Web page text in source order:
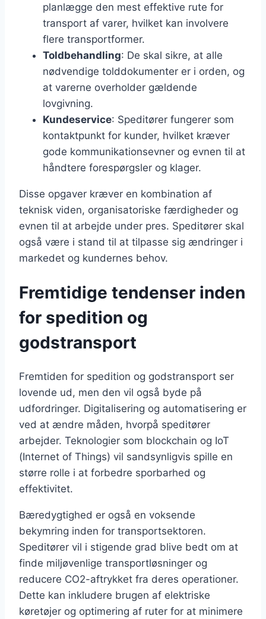
planlægge den mest effektive rute for
transport af varer, hvilket kan involvere
flere transportformer.
Toldbehandling: De skal sikre, at alle
nødvendige tolddokumenter er i orden, og
at varerne overholder gældende
lovgivning.
Kundeservice: Speditører fungerer som
kontaktpunkt for kunder, hvilket kræver
gode kommunikationsevner og evnen til at
håndtere forespørgsler og klager.
Disse opgaver kræver en kombination af
teknisk viden, organisatoriske færdigheder og
evnen til at arbejde under pres. Speditører skal
også være i stand til at tilpasse sig ændringer i
markedet og kundernes behov.
Fremtidige tendenser inden
for spedition og
godstransport
Fremtiden for spedition og godstransport ser
lovende ud, men den vil også byde på
udfordringer. Digitalisering og automatisering er
ved at ændre måden, hvorpå speditører
arbejder. Teknologier som blockchain og IoT
(Internet of Things) vil sandsynligvis spille en
større rolle i at forbedre sporbarhed og
effektivitet.
Bæredygtighed er også en voksende
bekymring inden for transportsektoren.
Speditører vil i stigende grad blive bedt om at
finde miljøvenlige transportløsninger og
reducere CO2-aftrykket fra deres operationer.
Dette kan inkludere brugen af elektriske
køretøjer og optimering af ruter for at minimere